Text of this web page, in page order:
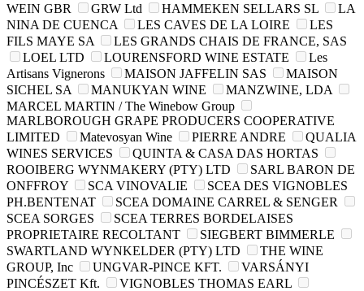
WEIN GBR
GRW Ltd HAMMEKEN SELLARS SL
LA
NINA DE CUENCA
LES CAVES DE LA LOIRE
LES
FILS MAYE SA
LES GRANDS CHAIS DE FRANCE, SAS
LOEL LTD
LOURENSFORD WINE ESTATE
Les
Artisans Vignerons
MAISON JAFFELIN SAS
MAISON
SICHEL SA
MANUKYAN WINE
MANZWINE, LDA
MARCEL MARTIN / The Winebow Group
MARLBOROUGH GRAPE PRODUCERS COOPERATIVE
LIMITED
Matevosyan Wine PIERRE ANDRE
QUALIA
WINES SERVICES
QUINTA & CASA DAS HORTAS
ROOIBERG WYNMAKERY (PTY) LTD
SARL BARON DE
ONFFROY
SCA VINOVALIE
SCEA DES VIGNOBLES
PH.BENTENAT
SCEA DOMAINE CARREL & SENGER
SCEA SORGES
SCEA TERRES BORDELAISES
PROPRIETAIRE RECOLTANT
SIEGBERT BIMMERLE
SWARTLAND WYNKELDER (PTY) LTD
THE WINE
GROUP, Inc
UNGVAR-PINCE KFT.
VARSÁNYI
PINCÉSZET Kft.
VIGNOBLES THOMAS EARL